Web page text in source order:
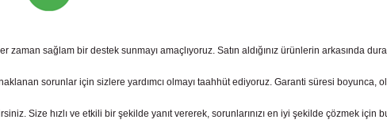
zaman sağlam bir destek sunmayı amaçlıyoruz. Satın aldığınız ürünlerin arkasında
sorunlar için sizlere yardımcı olmayı taahhüt ediyoruz. Garanti süresi boyunca,
Size hızlı ve etkili bir şekilde yanıt vererek, sorunlarınızı en iyi şekilde çözmek için